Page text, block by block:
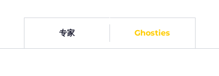
专家 Ghosties